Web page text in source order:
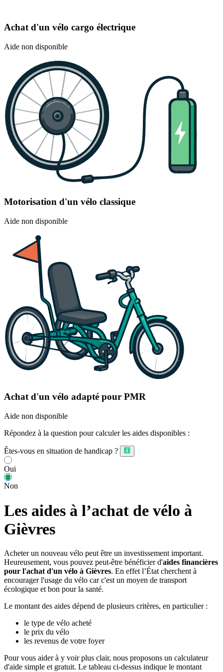
Achat d'un vélo cargo électrique
Aide non disponible
Motorisation d'un vélo classique
Aide non disponible
Achat d'un vélo adapté pour PMR
Aide non disponible
Répondez à la question pour calculer les aides disponibles :
Êtes-vous en situation de handicap ?
Oui
Non
Les aides à l’achat de vélo à
Gièvres
Acheter un nouveau vélo peut être un investissement important.
Heureusement, vous pouvez peut-être bénéficier d'aides financières
pour l'achat d'un vélo à Gièvres. En effet l’État cherchent à
encourager l'usage du vélo car c'est un moyen de transport
écologique et bon pour la santé.
Le montant des aides dépend de plusieurs critères, en particulier :
le type de vélo acheté
le prix du vélo
les revenus de votre foyer
Pour vous aider à y voir plus clair, nous proposons un calculateur
d'aide simple et gratuit. Le tableau ci-dessus indique le montant